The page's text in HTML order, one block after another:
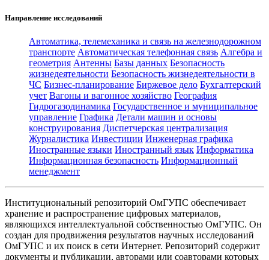
Направление исследований
Автоматика, телемеханика и связь на железнодорожном
транспорте Автоматическая телефонная связь Алгебра и
геометрия Антенны Базы данных Безопасность
жизнедеятельности Безопасность жизнедеятельности в
ЧС Бизнес-планирование Биржевое дело Бухгалтерский
учет Вагоны и вагонное хозяйство География
Гидрогазодинамика Государственное и муниципальное
управление Графика Детали машин и основы
конструирования Диспетчерская централизация
Журналистика Инвестиции Инженерная графика
Иностранные языки Иностранный язык Информатика
Информационная безопасность Информационный
менеджмент
Институциональный репозиторий ОмГУПС обеспечивает
хранение и распространение цифровых материалов,
являющихся интеллектуальной собственностью ОмГУПС. Он
создан для продвижения результатов научных исследований
ОмГУПС и их поиск в сети Интернет. Репозиторий содержит
документы и публикации, авторами или соавторами которых